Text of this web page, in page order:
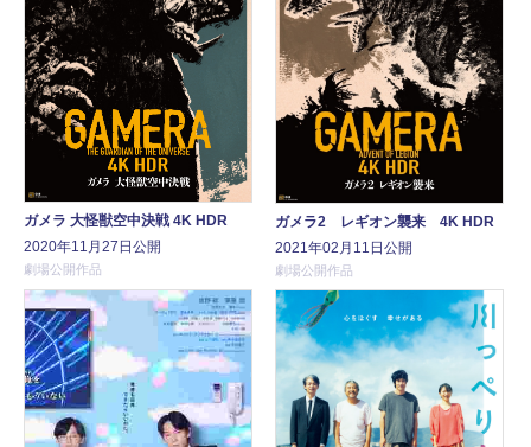
ガメラ 大怪獣空中決戦 4K HDR
2020年11月27日公開
劇場公開作品
ガメラ2 レギオン襲来 4K HDR
2021年02月11日公開
劇場公開作品